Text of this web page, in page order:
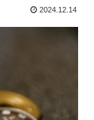
2024.12.14